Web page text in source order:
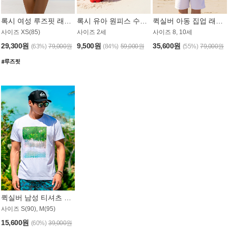
사이즈 XS(85)
29,300원 (63%) 79,000원
사이즈 2세
9,500원 (84%) 59,000원
사이즈 8, 10세
35,600원 (55%) 79,000원
퀵실버 남성 티셔츠 MST357WQS
사이즈 S(90), M(95)
15,600원 (60%) 39,000원